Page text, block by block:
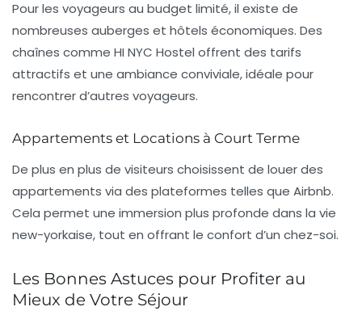
Pour les voyageurs au budget limité, il existe de
nombreuses auberges et hôtels économiques. Des
chaînes comme HI NYC Hostel offrent des tarifs
attractifs et une ambiance conviviale, idéale pour
rencontrer d’autres voyageurs.
Appartements et Locations à Court Terme
De plus en plus de visiteurs choisissent de louer des
appartements via des plateformes telles que Airbnb.
Cela permet une immersion plus profonde dans la vie
new-yorkaise, tout en offrant le confort d’un chez-soi.
Les Bonnes Astuces pour Profiter au
Mieux de Votre Séjour